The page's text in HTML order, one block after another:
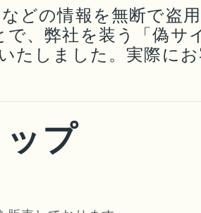
どの情報を無断で盗
、弊社を装う「偽サ
たしました。実際に
プ